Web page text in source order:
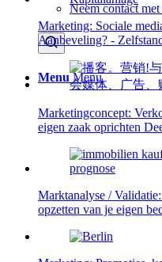
Neem contact
Menu Menu
Marketing: Sociale
Aanbeveling? -
Marketingconcept:
eigen zaak oprichten
Marktanalyse /
opzetten van je eigen